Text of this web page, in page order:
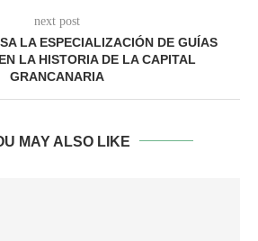
next post
LA ESPECIALIZACIÓN DE GUÍAS
LA HISTORIA DE LA CAPITAL
GRANCANARIA
MAY ALSO LIKE